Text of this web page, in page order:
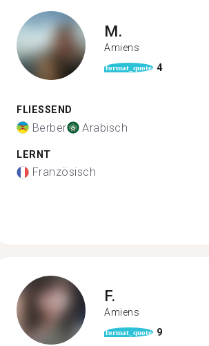
M.
Amiens
format_quote 4
FLIESSEND
Berber Arabisch
LERNT
Französisch
F.
Amiens
format_quote 9